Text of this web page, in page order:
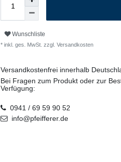
Wunschliste
* inkl. ges. MwSt. zzgl. Versandkosten
Versandkostenfrei innerhalb
Bei Fragen zum Produkt oder zur
Verfügung:
0941 / 69 59 90 52
info@pfeifferer.de